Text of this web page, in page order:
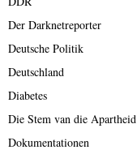
Der Darknetreporter
Deutsche Politik
Deutschland
Diabetes
Die Stem van die Apartheid
Dokumentationen